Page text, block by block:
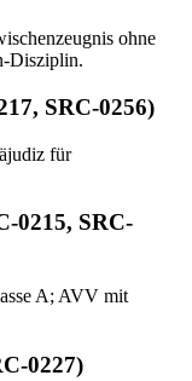
ohne
Disziplin.
SRC-0256)
für
0215, SRC-
A; AVV mit
0227)